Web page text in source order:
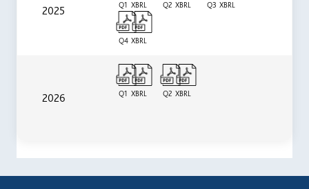
2025 Q1 XBRL Q2 XBRL Q3 XBRL
Q4 XBRL
2026 Q1 XBRL Q2 XBRL